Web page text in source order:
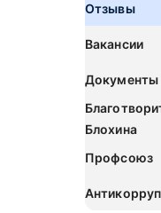
Отзывы
Вакансии
Документы
Блохина
Профсоюз